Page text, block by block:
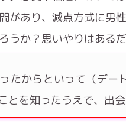
があり、減点方式に男
うか？思いやりはある
たからといって（デー
とを知ったうえで、出